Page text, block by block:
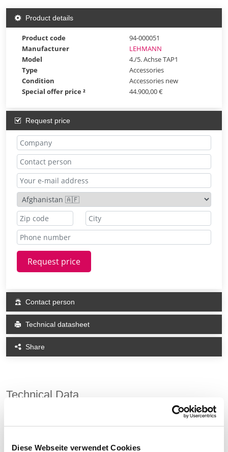
Diese Webseite verwendet Cookies
Product details
Product code
94-000051
Manufacturer
LEHMANN
Model
4./5. Achse TAP1
Type
Accessories
Condition
Accessories new
Special offer price ²
44.900,00 €
Request price
Request price
Contact person
Technical datasheet
Share
Technical Data
This could also be interesting for you